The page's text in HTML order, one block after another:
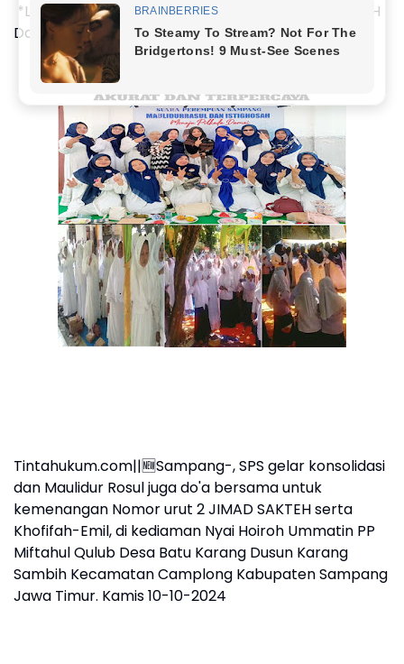
*Lagi-lagi SPS Solidkan Pemenangan JIMAD SAKTEH
Dan Maulidur Rosul Di Kecamatan Camplong*
Tintahukum.com||🆕Sampang-, SPS gelar konsolidasi
dan Maulidur Rosul juga do'a bersama untuk
kemenangan Nomor urut 2 JIMAD SAKTEH serta
Khofifah-Emil, di kediaman Nyai Hoiroh Ummatin PP
Miftahul Qulub Desa Batu Karang Dusun Karang
Sambih Kecamatan Camplong Kabupaten Sampang
Jawa Timur. Kamis 10-10-2024